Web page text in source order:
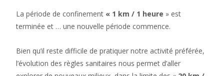
La période de confinement « 1 km / 1 heure » est
terminée et … une nouvelle période commence.
Bien qu’il reste difficile de pratiquer notre activité préférée,
l’évolution des règles sanitaires nous permet d’aller